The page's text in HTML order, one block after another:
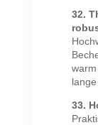
32.
lange
33.